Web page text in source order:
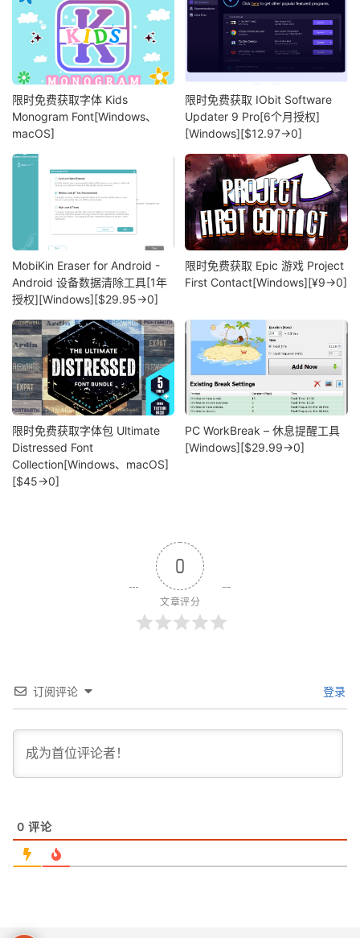
限时免费获取字体 Kids
Monogram Font[Windows、
macOS]
限时免费获取 IObit Software
Updater 9 Pro[6个月授权]
[Windows][$12.97→0]
MobiKin Eraser for Android -
Android 设备数据清除工具[1年
授权][Windows][$29.95→0]
限时免费获取 Epic 游戏 Project
First Contact[Windows][¥9→0]
限时免费获取字体包 Ultimate
Distressed Font
Collection[Windows、macOS]
[$45→0]
PC WorkBreak – 休息提醒工具
[Windows][$29.99→0]
0
文章评分
订阅评论 登录
0 评论